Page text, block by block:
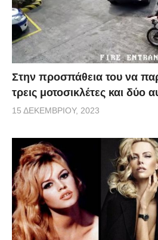
Στην προσπάθεια του να
τρεις μοτοσικλέτες και δύο
15 ΔΕΚΕΜΒΡΊΟΥ, 2023